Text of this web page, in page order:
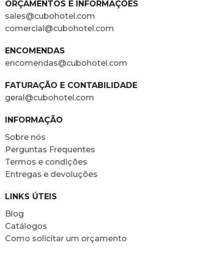
ORÇAMENTOS E INFORMAÇÕES
sales@cubohotel.com
comercial@cubohotel.com
ENCOMENDAS
encomendas@cubohotel.com
FATURAÇÃO E CONTABILIDADE
geral@cubohotel.com
INFORMAÇÃO
Sobre nós
Perguntas Frequentes
Termos e condições
Entregas e devoluções
LINKS ÚTEIS
Blog
Catálogos
Como solicitar um orçamento